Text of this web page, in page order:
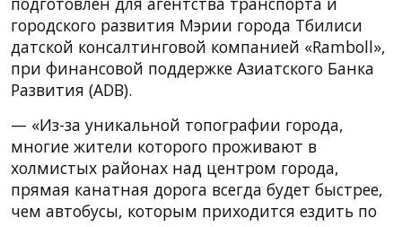
городского развития Мэрии города Тбилиси
датской консалтинговой компанией «Ramboll»,
при финансовой поддержке Азиатского Банка
Развития (ADB).
— «Из-за уникальной топографии города,
многие жители которого проживают в
холмистых районах над центром города,
прямая канатная дорога всегда будет быстрее,
чем автобусы, которым приходится ездить по